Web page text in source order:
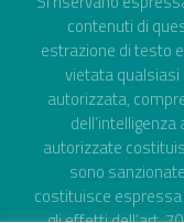
contenuti di
estrazione di testo e
vietata
autorizzata,
autorizzate
sono
costituisce espressa